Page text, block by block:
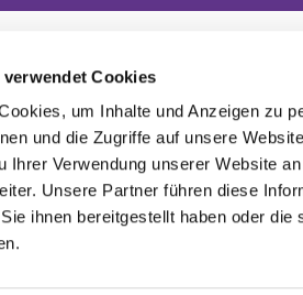
verwendet Cookies
um Inhalte und Anzeigen zu
und die Zugriffe auf unsere
Ihrer Verwendung unserer Website
Unsere Partner führen diese
ihnen bereitgestellt haben oder
Webmaster: